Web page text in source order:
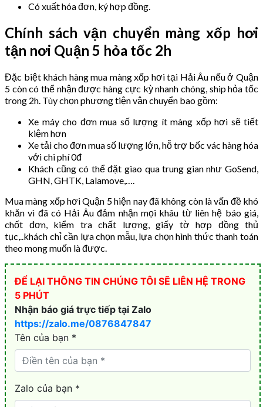
Có xuất hóa đơn, ký hợp đồng.
Chính sách vận chuyển màng xốp hơi
tận nơi Quận 5 hỏa tốc 2h
Đặc biệt khách hàng mua màng xốp hơi tại Hải Âu nếu ở Quận
5 còn có thể nhận được hàng cực kỳ nhanh chóng, ship hỏa tốc
trong 2h. Tùy chọn phương tiện vận chuyển bao gồm:
Xe máy cho đơn mua số lượng ít màng xốp hơi sẽ tiết
kiệm hơn
Xe tải cho đơn mua số lượng lớn, hỗ trợ bốc vác hàng hóa
với chi phí 0đ
Khách cũng có thể đặt giao qua trung gian như GoSend,
GHN, GHTK, Lalamove,….
Mua màng xốp hơi Quận 5 hiện nay đã không còn là vấn đề khó
khăn vì đã có Hải Âu đảm nhận mọi khâu từ liên hệ báo giá,
chốt đơn, kiểm tra chất lượng, giấy tờ hợp đồng thủ
tục,..khách chỉ cần lựa chọn mẫu, lựa chọn hình thức thanh toán
theo mong muốn là được.